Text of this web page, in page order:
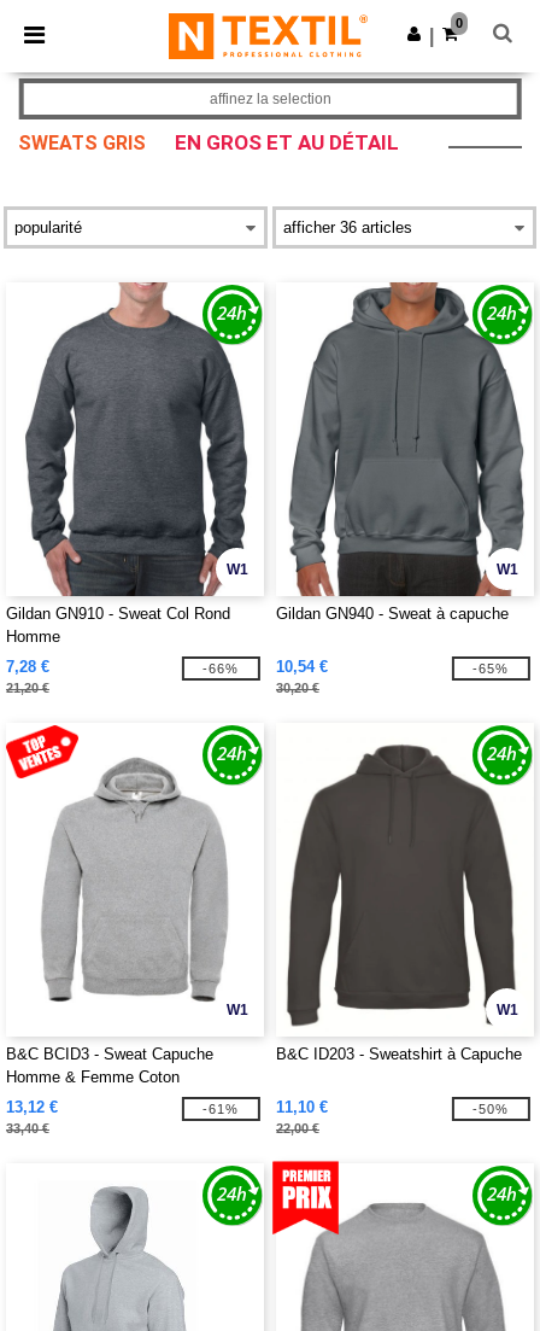
× Appli Ntextil
Meilleurs prix sur l’app !
Obtenir l'appli
0
SWEATS GRIS EN GROS ET AU DÉTAIL
affinez la selection
W1
Gildan GN910 - Sweat Col Rond
Homme
7,28 €
21,20 €
-66%
W1
Gildan GN940 - Sweat à capuche
10,54 €
30,20 €
-65%
W1
B&C BCID3 - Sweat Capuche
Homme & Femme Coton
13,12 €
33,40 €
-61%
W1
B&C ID203 - Sweatshirt à Capuche
11,10 €
22,00 €
-50%